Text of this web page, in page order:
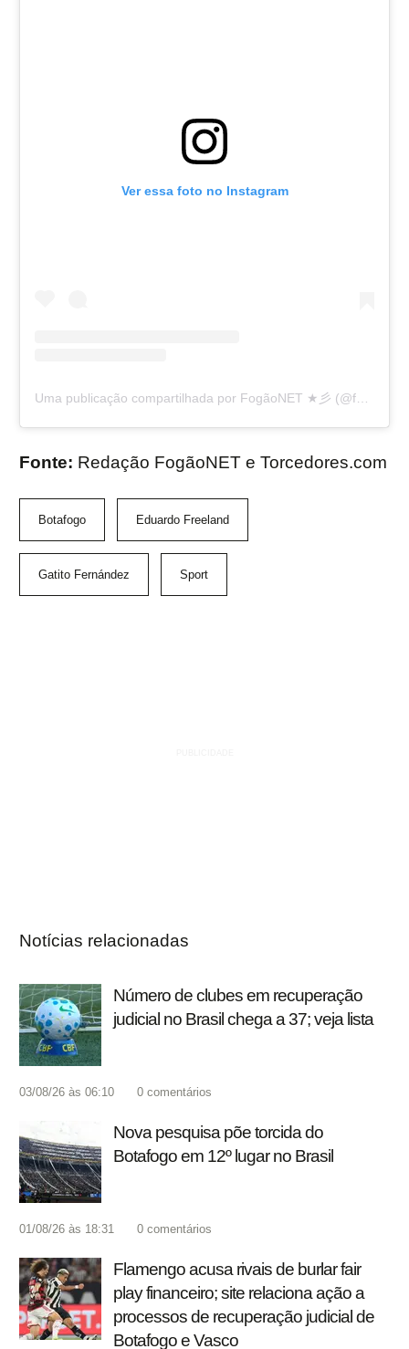
Ver essa foto no Instagram
Uma publicação compartilhada por FogãoNET ★彡 (@fogaonet)
Fonte: Redação FogãoNET e Torcedores.com
Botafogo Eduardo Freeland
Gatito Fernández Sport
Notícias relacionadas
Número de clubes em recuperação
judicial no Brasil chega a 37; veja lista
03/08/26 às 06:10 0 comentários
Nova pesquisa põe torcida do
Botafogo em 12º lugar no Brasil
01/08/26 às 18:31 0 comentários
Flamengo acusa rivais de burlar fair
play financeiro; site relaciona ação a
processos de recuperação judicial de
Botafogo e Vasco